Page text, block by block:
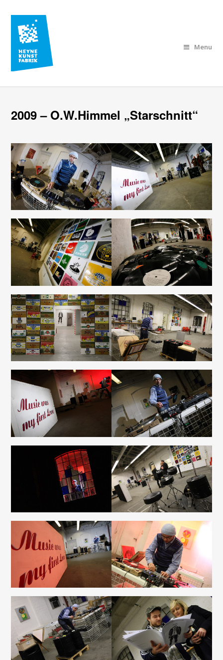
Menu
2009 – O.W.Himmel „Starschnitt“